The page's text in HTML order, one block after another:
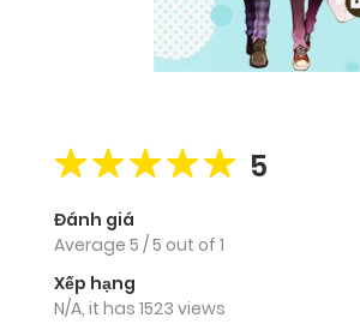
5
Đánh giá
Average 5 /5 out of 1
Xếp hạng
N/A, it has 1523 views